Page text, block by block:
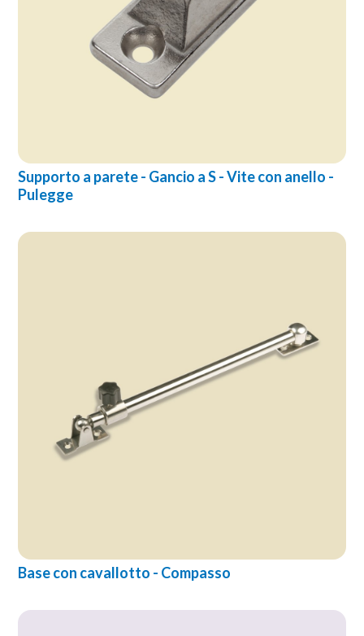
Supporto a parete - Gancio a S - Vite con anello -
Pulegge
Base con cavallotto - Compasso